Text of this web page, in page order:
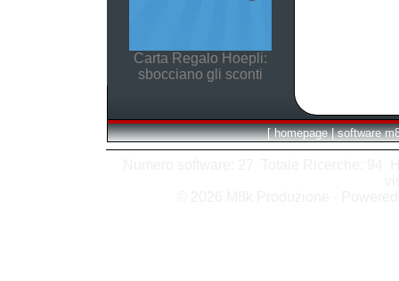
Carta Regalo Hoepli:
sbocciano gli sconti
[ homepage | software